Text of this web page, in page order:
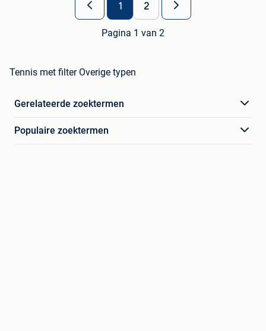
1 2
Pagina 1 van 2
Tennis met filter Overige typen
Gerelateerde zoektermen
Populaire zoektermen